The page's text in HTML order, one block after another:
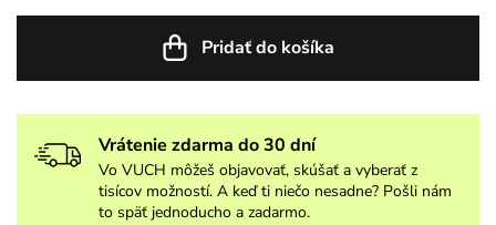
Pridať do košíka
Vrátenie zdarma do 30 dní
Vo VUCH môžeš objavovať, skúšať a vyberať z
tisícov možností. A keď ti niečo nesadne? Pošli nám
to späť jednoducho a zadarmo.